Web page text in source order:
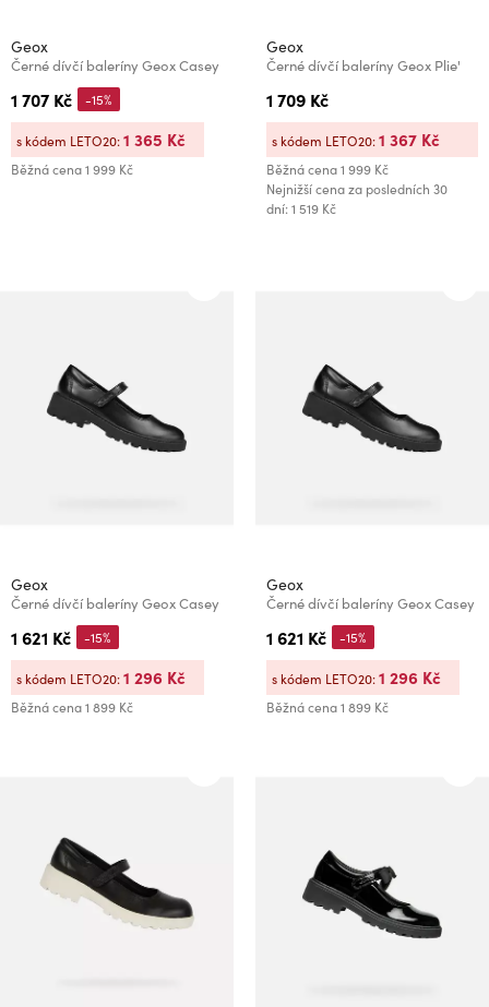
Geox
Černé dívčí baleríny Geox Casey
1 707 Kč
Běžná cena1 999 Kč
-15%
s kódem LETO20:1 365 Kč
Geox
Černé dívčí baleríny Geox Plie'
1 709 Kč
Běžná cena1 999 Kč
Nejnižší cena za posledních 30
dní: 1 519 Kč
s kódem LETO20:1 367 Kč
Geox
Černé dívčí baleríny Geox Casey
1 621 Kč
Běžná cena1 899 Kč
-15%
s kódem LETO20:1 296 Kč
Geox
Černé dívčí baleríny Geox Casey
1 621 Kč
Běžná cena1 899 Kč
-15%
s kódem LETO20:1 296 Kč